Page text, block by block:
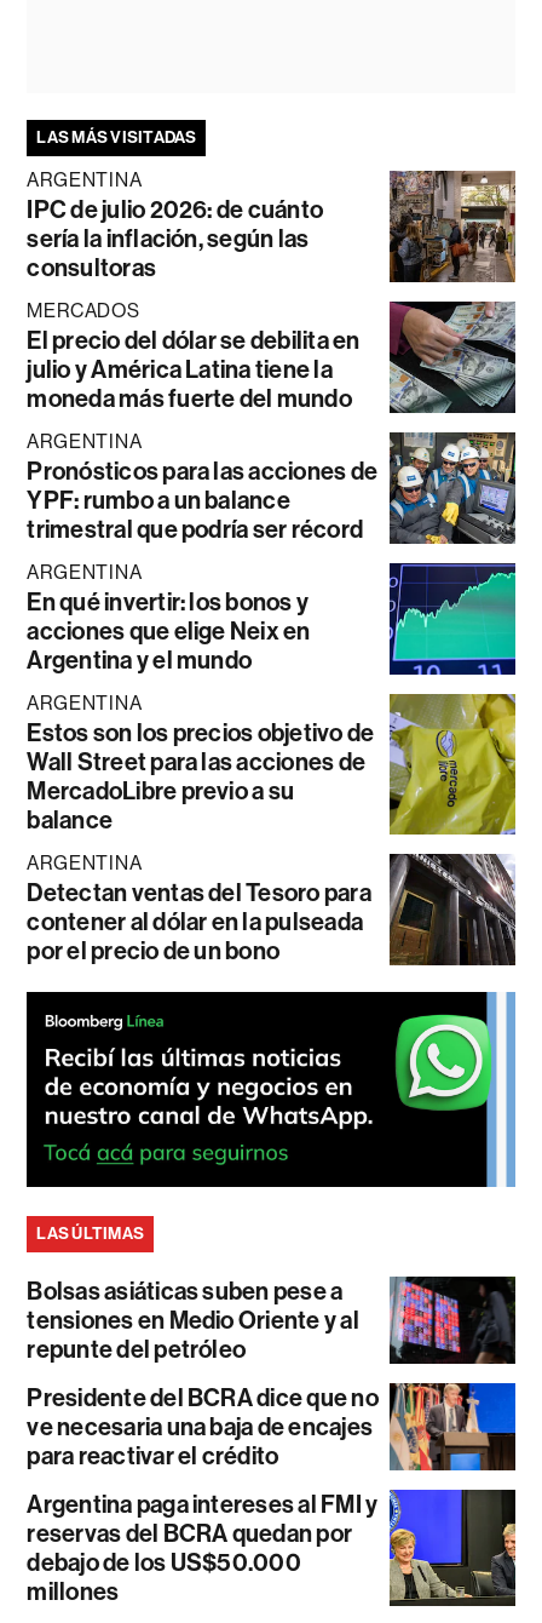
LAS MÁS VISITADAS
ARGENTINA
IPC de julio 2026: de cuánto
sería la inflación, según las
consultoras
MERCADOS
El precio del dólar se debilita en
julio y América Latina tiene la
moneda más fuerte del mundo
ARGENTINA
Pronósticos para las acciones de
YPF: rumbo a un balance
trimestral que podría ser récord
ARGENTINA
En qué invertir: los bonos y
acciones que elige Neix en
Argentina y el mundo
ARGENTINA
Estos son los precios objetivo de
Wall Street para las acciones de
MercadoLibre previo a su
balance
ARGENTINA
Detectan ventas del Tesoro para
contener al dólar en la pulseada
por el precio de un bono
LAS ÚLTIMAS
Bolsas asiáticas suben pese a
tensiones en Medio Oriente y al
repunte del petróleo
Presidente del BCRA dice que no
ve necesaria una baja de encajes
para reactivar el crédito
Argentina paga intereses al FMI y
reservas del BCRA quedan por
debajo de los US$50.000
millones